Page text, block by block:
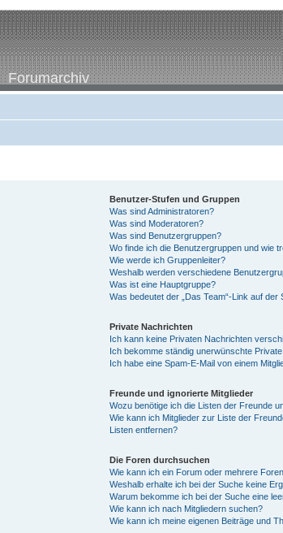
Forumarchiv
Benutzer-Stufen und Gruppen
Was sind Administratoren?
Was sind Moderatoren?
Was sind Benutzergruppen?
Wo finde ich die Benutzergruppen und wie
Wie werde ich Gruppenleiter?
Weshalb werden verschiedene
Was ist eine Hauptgruppe?
Was bedeutet der „Das Team“-Link auf der
Private Nachrichten
Ich kann keine Privaten Nachrichten
Ich bekomme ständig unerwünschte
Ich habe eine Spam-E-Mail von einem
Freunde und ignorierte Mitglieder
Wozu benötige ich die Listen der Freunde
Wie kann ich Mitglieder zur Liste der
Listen entfernen?
Die Foren durchsuchen
Wie kann ich ein Forum oder mehrere
Weshalb erhalte ich bei der Suche keine
Warum bekomme ich bei der Suche eine
Wie kann ich nach Mitgliedern suchen?
Wie kann ich meine eigenen Beiträge und